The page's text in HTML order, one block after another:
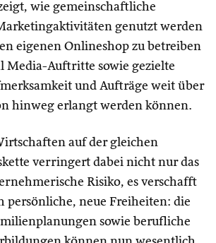
wie gemeinschaftliche
genutzt werden
eigenen Onlineshop zu betreiben
Media-Auftritte sowie gezielte
und Aufträge weit über
hinweg erlangt werden können.
auf der gleichen
verringert dabei nicht nur das
Risiko, es verschafft
persönliche, neue Freiheiten: die
sowie berufliche